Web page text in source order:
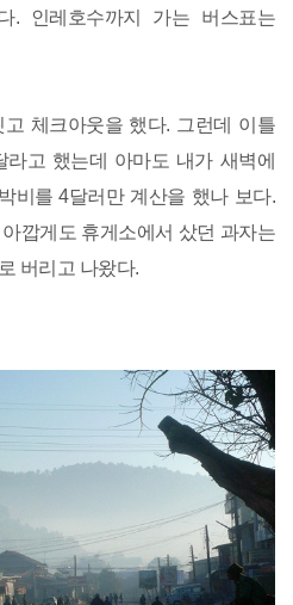
. 인레호수까지 가는 버스표는
체크아웃을 했다. 그런데 이틀
고 했는데 아마도 내가 새벽에
비를 4달러만 계산을 했나 보다.
깝게도 휴게소에서 샀던 과자는
버리고 나왔다.